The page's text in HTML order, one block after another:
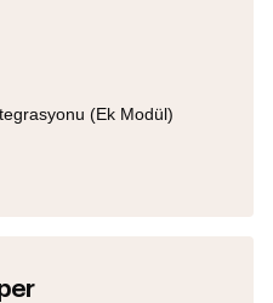
(Ek Modül)